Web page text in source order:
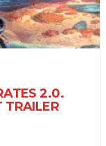
MANHATTAN.
THE CITY
2.0.
TRAILER